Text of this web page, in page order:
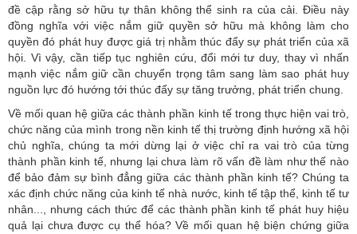
đề cập rằng sở hữu tự thân không thể sinh ra của cải. Điều này
đồng nghĩa với việc nắm giữ quyền sở hữu mà không làm cho
quyền đó phát huy được giá trị nhằm thúc đẩy sự phát triển của xã
hội. Vì vậy, cần tiếp tục nghiên cứu, đổi mới tư duy, thay vì nhấn
mạnh việc nắm giữ cần chuyển trọng tâm sang làm sao phát huy
nguồn lực đó hướng tới thúc đẩy sự tăng trưởng, phát triển chung.
Về mối quan hệ giữa các thành phần kinh tế trong thực hiện vai trò,
chức năng của mình trong nền kinh tế thị trường định hướng xã hội
chủ nghĩa, chúng ta mới dừng lại ở việc chỉ ra vai trò của từng
thành phần kinh tế, nhưng lại chưa làm rõ vấn đề làm như thế nào
để bảo đảm sự bình đẳng giữa các thành phần kinh tế? Chúng ta
xác định chức năng của kinh tế nhà nước, kinh tế tập thể, kinh tế tư
nhân..., nhưng cách thức để các thành phần kinh tế phát huy hiệu
quả lại chưa được cụ thể hóa? Về mối quan hệ biện chứng giữa